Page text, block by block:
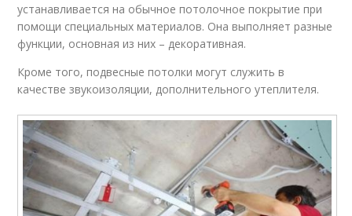
устанавливается на обычное потолочное покрытие при
помощи специальных материалов. Она выполняет разные
функции, основная из них – декоративная.
Кроме того, подвесные потолки могут служить в
качестве звукоизоляции, дополнительного утеплителя.